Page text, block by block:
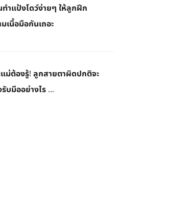
ำแป้งโดว์ง่ายๆ ให้ลูกฝึก
เนื้อมือกันเถอะ
ม่ต้องรู้! ลูกสายตาผิดปกติจะ
บมืออย่างไร ...